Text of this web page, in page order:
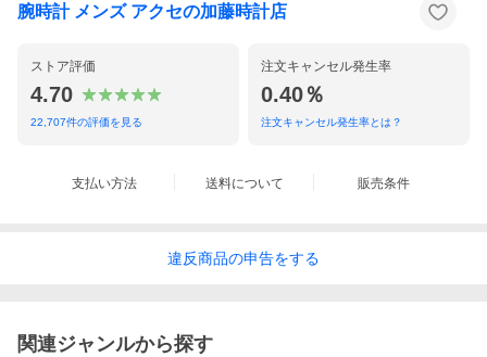
コーンスターチ、アミノ酸由来の樹脂などから出来ています。
BPA とフタル酸エステルは含まれていません。
繰り返し使う事ができます。
Ecoffee Cup は生産過程においても公害を出す事もなく、
腕時計 メンズ アクセの加藤時計店
ストア評価
4.70
22,707件の評価を見る
注文キャンセル発生率
0.40％
注文キャンセル発生率とは？
支払い方法 送料について 販売条件
違反商品の申告をする
関連ジャンルから探す